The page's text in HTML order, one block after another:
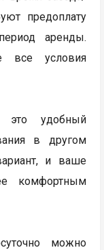
предоплату
аренды.
все условия
это удобный
в другом
и ваше
комфортным
можно